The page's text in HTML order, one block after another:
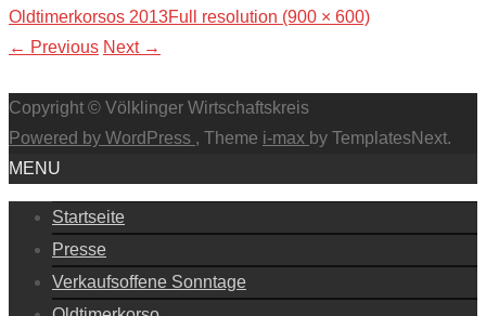
Oldtimerkorsos 2013Full resolution (900 × 600)
← Previous Next →
Copyright © Völklinger Wirtschaftskreis
Powered by WordPress , Theme i-max by TemplatesNext.
MENU
Startseite
Presse
Verkaufsoffene Sonntage